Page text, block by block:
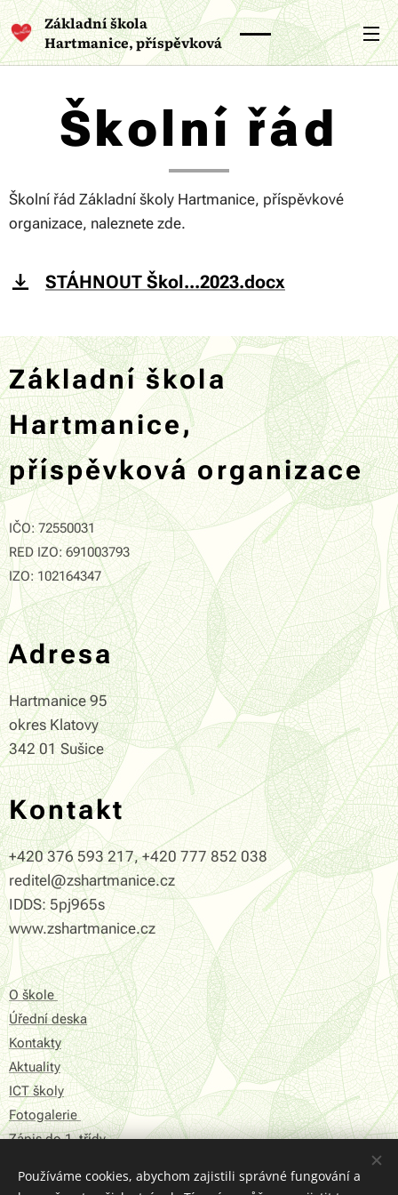
Základní škola
Hartmanice, příspěvková
organizace
Školní řád
Školní řád Základní školy Hartmanice, příspěvkové
organizace, naleznete zde.
STÁHNOUT Škol...2023.docx
Základní škola
Hartmanice,
příspěvková organizace
IČO: 72550031
RED IZO: 691003793
IZO: 102164347
Adresa
Hartmanice 95
okres Klatovy
342 01 Sušice
Kontakt
+420 376 593 217, +420 777 852 038
reditel@zshartmanice.cz
IDDS: 5pj965s
www.zshartmanice.cz
O škole
Úřední deska
Kontakty
Aktuality
ICT školy
Fotogalerie
Zápis do 1. třídy
Prohlášení o přístupnosti
Používáme cookies, abychom zajistili správné fungování a